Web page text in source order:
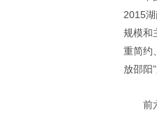
2015
规模和
重简约
放邵阳
前